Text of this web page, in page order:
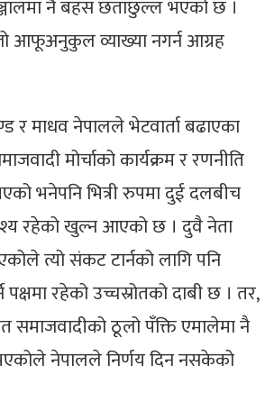
नै बहस छताछुल्ल भएको छ ।
आफूअनुकुल व्याख्या नगर्न आग्रह
र माधव नेपालले भेटवार्ता बढाएका
मोर्चाको कार्यक्रम र रणनीति
भनेपनि भित्री रुपमा दुई दलबीच
रहेको खुल्न आएको छ । दुवै नेता
त्यो संकट टार्नको लागि पनि
पक्षमा रहेको उच्चस्रोतको दाबी छ । तर,
समाजवादीको ठूलो पँक्ति एमालेमा नै
नेपालले निर्णय दिन नसकेको